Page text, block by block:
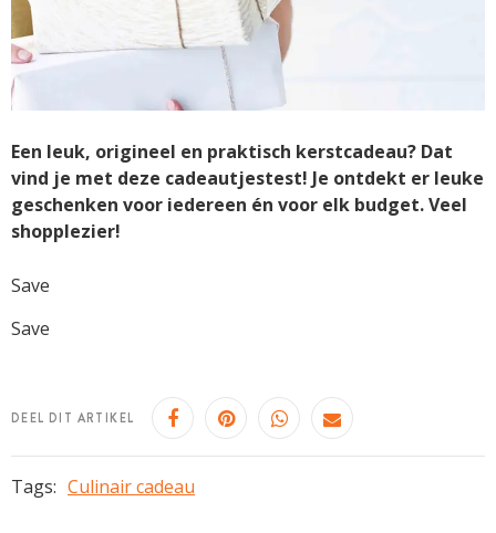
Een leuk, origineel en praktisch kerstcadeau? Dat
vind je met deze cadeautjestest! Je ontdekt er leuke
geschenken voor iedereen én voor elk budget. Veel
shopplezier!
Save
Save
DEEL DIT ARTIKEL
Tags: Culinair cadeau